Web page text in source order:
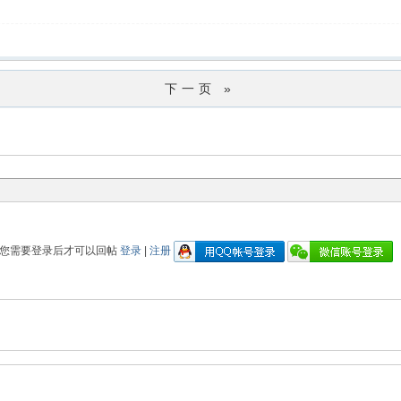
下一页 »
您需要登录后才可以回帖登录 |注册